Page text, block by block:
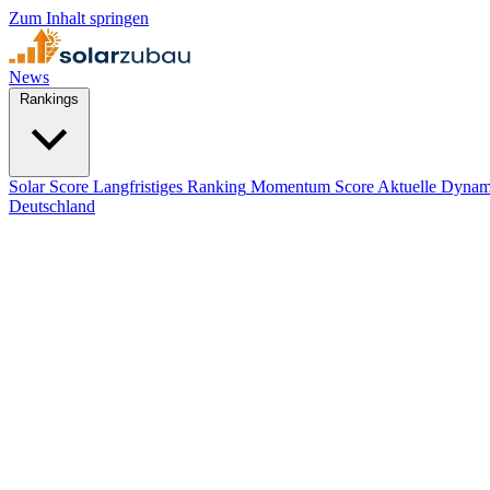
Zum Inhalt springen
News
Solar Score Langfristiges Ranking Momentum Score Aktuelle
Deutschland